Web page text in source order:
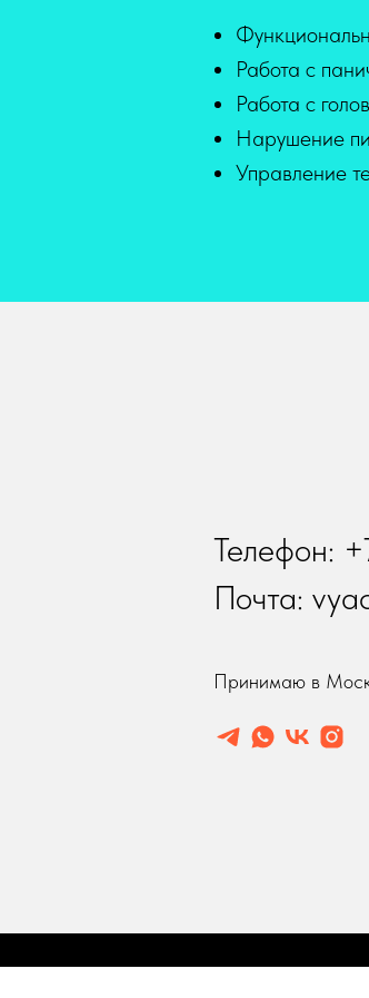
Работа с
Работа с
Нарушение
Управление
Телефон:
Почта:
Принимаю в